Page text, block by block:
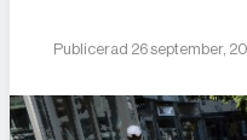
Publicerad 26 september,